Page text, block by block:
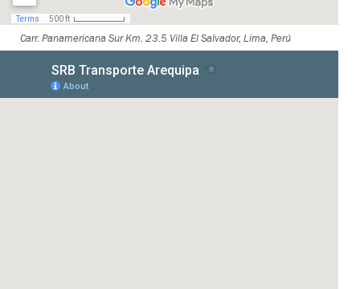
Carr. Panamericana Sur Km. 23.5 Villa El Salvador, Lima, Perú